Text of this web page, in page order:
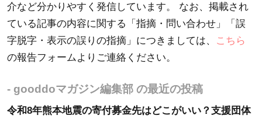
介など分かりやすく発信しています。 なお、掲載され
ている記事の内容に関する「指摘・問い合わせ」「誤
字脱字・表示の誤りの指摘」につきましては、
こちら
の報告フォームよりご連絡ください。
- gooddoマガジン編集部 の最近の投稿
令和8年熊本地震の寄付募金先はどこがいい？支援団体